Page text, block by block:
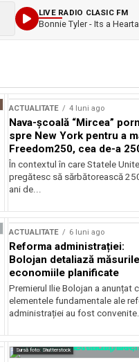
LIVE RADIO CLASIC FM
Bonnie Tyler - Its a
ACTUALITATE 4 luni ago
Nava-școală “Mircea”
spre New York pentru a
Freedom250, cea de-a
aniversare a Statelor Unite
În contextul în care Statele
pregătesc să sărbătorească
ani de...
ACTUALITATE 6 luni ago
Reforma administrației:
Bolojan detaliază
economiile planificate
Premierul Ilie Bolojan a anunțat
elementele fundamentale ale
administrației au fost
Sursă foto: Shutterstock